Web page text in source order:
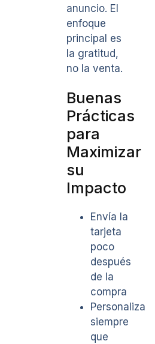
anuncio. El
enfoque
principal es
la gratitud,
no la venta.
Buenas
Prácticas
para
Maximizar
su
Impacto
Envía la
tarjeta
poco
después
de la
compra
Personaliza
siempre
que